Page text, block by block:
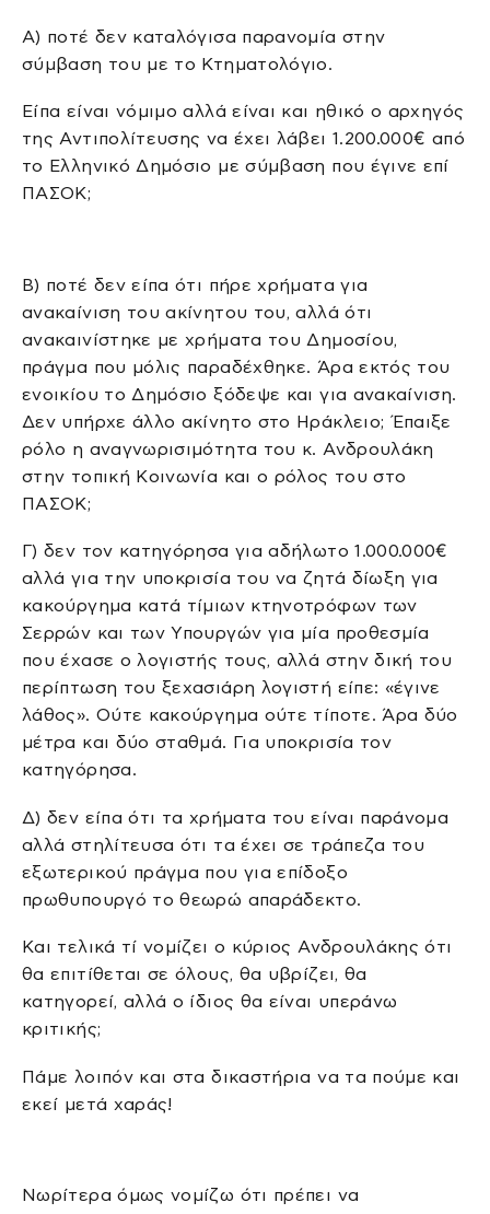
Α) ποτέ δεν καταλόγισα παρανομία στην
σύμβαση του με το Κτηματολόγιο.
Είπα είναι νόμιμο αλλά είναι και ηθικό ο αρχηγός
της Αντιπολίτευσης να έχει λάβει 1.200.000€ από
το Ελληνικό Δημόσιο με σύμβαση που έγινε επί
ΠΑΣΟΚ;
Β) ποτέ δεν είπα ότι πήρε χρήματα για
ανακαίνιση του ακίνητου του, αλλά ότι
ανακαινίστηκε με χρήματα του Δημοσίου,
πράγμα που μόλις παραδέχθηκε. Άρα εκτός του
ενοικίου το Δημόσιο ξόδεψε και για ανακαίνιση.
Δεν υπήρχε άλλο ακίνητο στο Ηράκλειο; Έπαιξε
ρόλο η αναγνωρισιμότητα του κ. Ανδρουλάκη
στην τοπική Κοινωνία και ο ρόλος του στο
ΠΑΣΟΚ;
Γ) δεν τον κατηγόρησα για αδήλωτο 1.000.000€
αλλά για την υποκρισία του να ζητά δίωξη για
κακούργημα κατά τίμιων κτηνοτρόφων των
Σερρών και των Υπουργών για μία προθεσμία
που έχασε ο λογιστής τους, αλλά στην δική του
περίπτωση του ξεχασιάρη λογιστή είπε: «έγινε
λάθος». Ούτε κακούργημα ούτε τίποτε. Άρα δύο
μέτρα και δύο σταθμά. Για υποκρισία τον
κατηγόρησα.
Δ) δεν είπα ότι τα χρήματα του είναι παράνομα
αλλά στηλίτευσα ότι τα έχει σε τράπεζα του
εξωτερικού πράγμα που για επίδοξο
πρωθυπουργό το θεωρώ απαράδεκτο.
Και τελικά τί νομίζει ο κύριος Ανδρουλάκης ότι
θα επιτίθεται σε όλους, θα υβρίζει, θα
κατηγορεί, αλλά ο ίδιος θα είναι υπεράνω
κριτικής;
Πάμε λοιπόν και στα δικαστήρια να τα πούμε και
εκεί μετά χαράς!
Νωρίτερα όμως νομίζω ότι πρέπει να